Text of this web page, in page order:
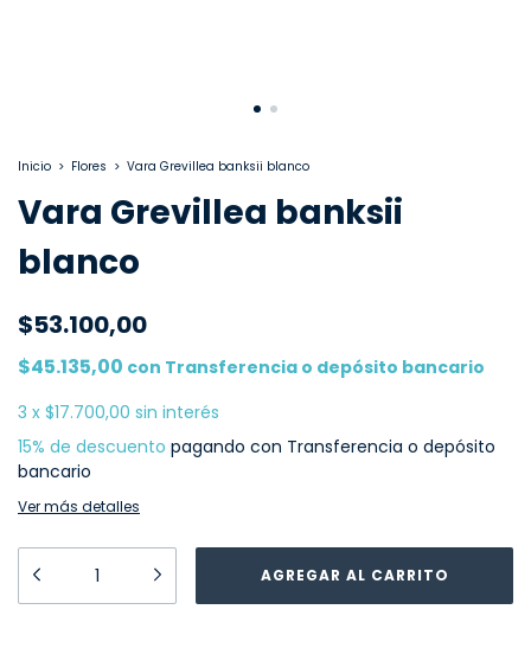
Inicio > Flores > Vara Grevillea banksii blanco
Vara Grevillea banksii
blanco
$53.100,00
$45.135,00 con Transferencia o depósito bancario
3 x $17.700,00 sin interés
15% de descuento pagando con Transferencia o depósito
bancario
Ver más detalles